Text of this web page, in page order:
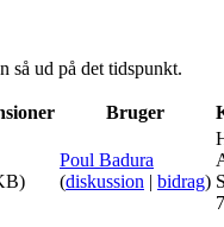
så ud på det tidspunkt.
Bruger
Poul Badura
(diskussion | bidrag)